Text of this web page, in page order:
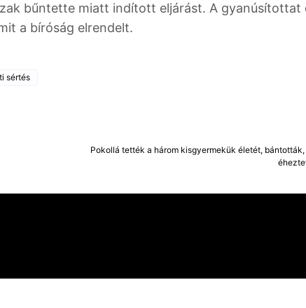
bűntette miatt indított eljárást. A gyanúsítottat
a bíróság elrendelt.
sértés
Pokollá tették a három kisgyermekük életét,